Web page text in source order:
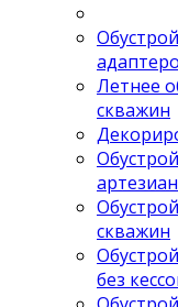
Летнее
скважин
скважин
без